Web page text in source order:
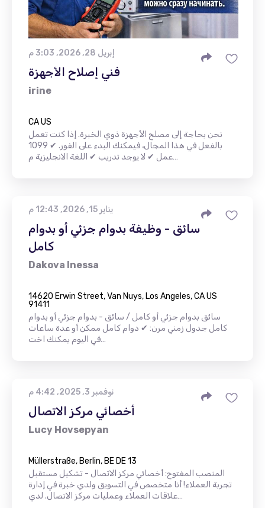
إبريل 28, 2026, 3:03 م
فني إصلاح الأجهزة
irine
CA US
نحن بحاجة إلى مصلح الأجهزة ذوي الخبرة. إذا كنت تعمل
بالفعل في هذا المجال، فيمكنك البدء على الفور. ✔ 1099
عمل ✔ لا يوجد تدريب ✔ اللغة الانجليزية م…
يناير 15, 2026, 12:43 م
سائق - وظيفة بدوام جزئي أو بدوام
كامل
Dakova Inessa
14620 Erwin Street, Van Nuys, Los Angeles, CA US
91411
سائق بدوام جزئي أو كامل / سائق - بدوام جزئي أو بدوام
كامل جدول زمني مرن: ✔ دوام كامل ممكن أو عدة ساعات
في اليوم يمكنك اخت…
نوفمبر 3, 2025, 4:42 م
أخصائي مركز الاتصال
Lucy Hovsepyan
Müllerstraße, Berlin, BE DE 13
المنصب المفتوح: أخصائي مركز الاتصال - تشكيل مستقبل
تجربة العملاء! أنا متخصص في التسويق ولدي خبرة في إدارة
علاقات العملاء وعمليات مركز الاتصال. لدي…